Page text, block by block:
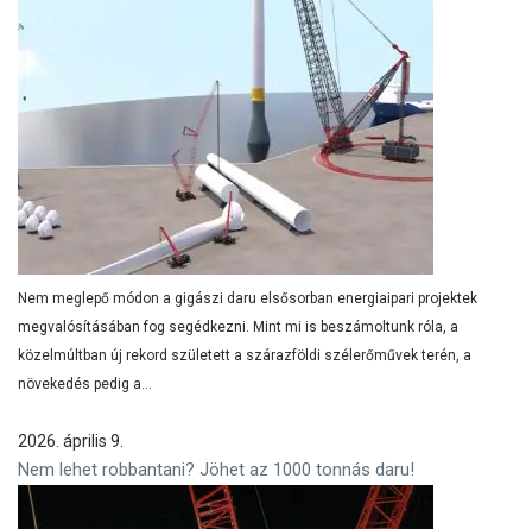
Nem meglepő módon a gigászi daru elsősorban energiaipari projektek
megvalósításában fog segédkezni. Mint mi is beszámoltunk róla, a
közelmúltban új rekord született a szárazföldi szélerőművek terén, a
növekedés pedig a...
2026. április 9.
Nem lehet robbantani? Jöhet az 1000 tonnás daru!